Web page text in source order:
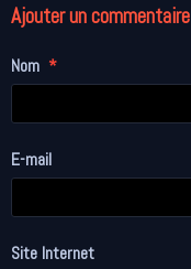
Ajouter un commentaire
Nom
E-mail
Site Internet